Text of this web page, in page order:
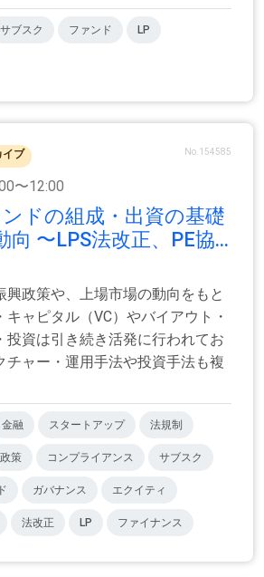
サブスク ファンド LP
イブ No.154585
〜12:00
ドの組成・出資の基礎
向 〜LPS法改正、PE協...
興政策や、上場市場の動向をもと
ャピタル（VC）やバイアウト・
投資は引き続き活発に行われてお
チャー・運用手法や投資手法も複
金融 スタートアップ 法規制
政策 コンプライアンス サブスク
ガバナンス エクイティ
法改正 LP ファイナンス